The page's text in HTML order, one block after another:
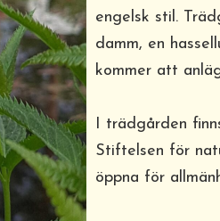
engelsk stil.
damm, en
kommer att
I trädgården
Stiftelsen för
öppna för